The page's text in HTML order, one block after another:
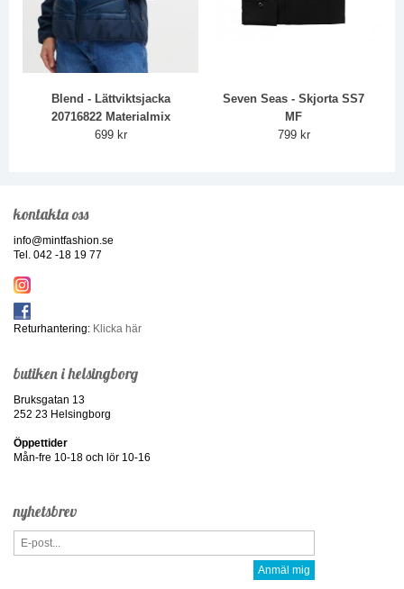
Blend - Lättviktsjacka
20716822 Materialmix
699 kr
Seven Seas - Skjorta SS7
MF
799 kr
kontakta oss
info@mintfashion.se
Tel. 042 -18 19 77
Returhantering: Klicka här
butiken i helsingborg
Bruksgatan 13
252 23 Helsingborg
Öppettider
Mån-fre 10-18 och lör 10-16
nyhetsbrev
Anmäl mig